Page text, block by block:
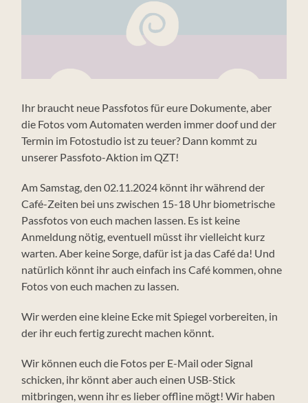
Ihr braucht neue Passfotos für eure Dokumente, aber
die Fotos vom Automaten werden immer doof und der
Termin im Fotostudio ist zu teuer? Dann kommt zu
unserer Passfoto-Aktion im QZT!
Am Samstag, den 02.11.2024 könnt ihr während der
Café-Zeiten bei uns zwischen 15-18 Uhr biometrische
Passfotos von euch machen lassen. Es ist keine
Anmeldung nötig, eventuell müsst ihr vielleicht kurz
warten. Aber keine Sorge, dafür ist ja das Café da! Und
natürlich könnt ihr auch einfach ins Café kommen, ohne
Fotos von euch machen zu lassen.
Wir werden eine kleine Ecke mit Spiegel vorbereiten, in
der ihr euch fertig zurecht machen könnt.
Wir können euch die Fotos per E-Mail oder Signal
schicken, ihr könnt aber auch einen USB-Stick
mitbringen, wenn ihr es lieber offline mögt! Wir haben